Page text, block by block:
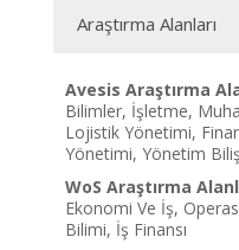
Araştırma Alanları
Avesis Araştırma
Bilimler, İşletme,
Lojistik Yönetimi,
Yönetimi, Yönetim
WoS Araştırma
Ekonomi Ve İş,
Bilimi, İş Finansı